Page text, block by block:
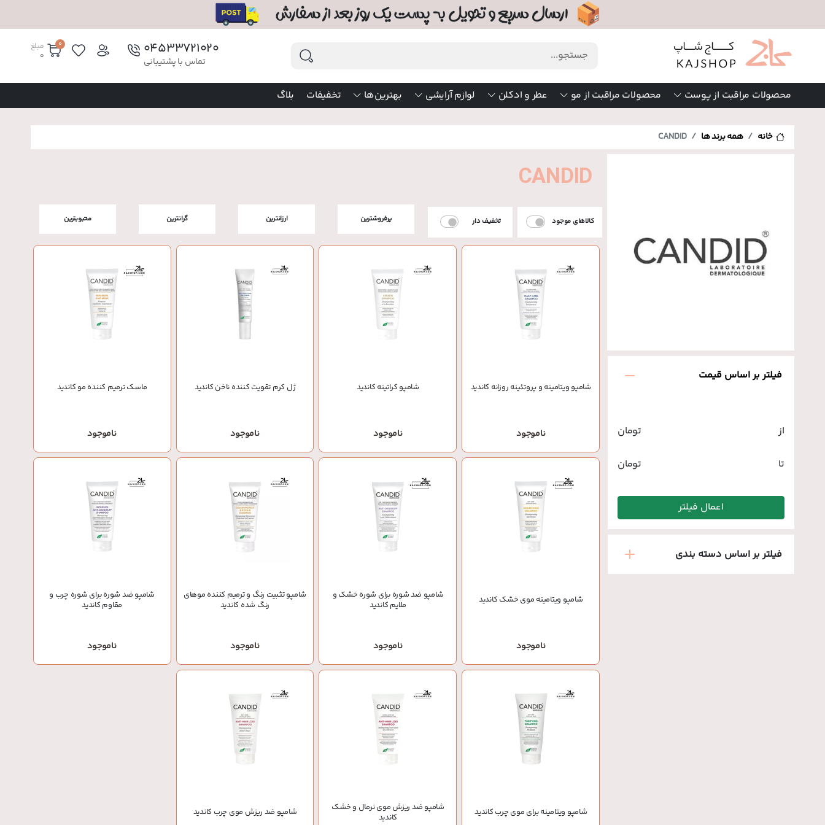
۰۴۵۳۳۷۲۱۰۲۰
تماس با پشتیبانی
مبلغ
0
0
محصولات مراقبت از پوست محصولات مراقبت از مو عطر و ادکلن لوازم آرایشی بهترین‌ها تخفیفات بلاگ
خانه همه برند ها CANDID
فیلتر بر اساس قیمت
از تومان
تا تومان
اعمال فیلتر
فیلتر بر اساس دسته بندی
CANDID
کالاهای موجود تخفیف دار پرفروشترین ارزانترین گرانترین محبوبترین
شامپو ویتامینه و پروتئینه روزانه کاندید
ناموجود
شامپو کراتینه کاندید
ناموجود
ژل کرم تقویت کننده ناخن کاندید
ناموجود
ماسک ترمیم کننده مو کاندید
ناموجود
شامپو ویتامینه موی خشک کاندید
ناموجود
شامپو ضد شوره برای شوره خشک و
ملایم کاندید
ناموجود
شامپو تثبیت رنگ و ترمیم کننده موهای
رنگ شده کاندید
ناموجود
شامپو ضد شوره برای شوره چرب و
مقاوم کاندید
ناموجود
شامپو ویتامینه برای موی چرب کاندید
شامپو ضد ریزش موی نرمال و خشک
کاندید
شامپو ضد ریزش موی چرب کاندید